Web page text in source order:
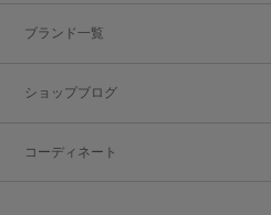
ブランド一覧
ショップブログ
コーディネート